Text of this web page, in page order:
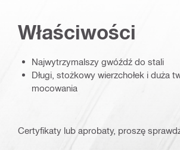
Właściwości
Najwytrzymalszy gwóźdź do stali
Długi, stożkowy wierzchołek i duża
mocowania
Certyfikaty lub aprobaty, proszę